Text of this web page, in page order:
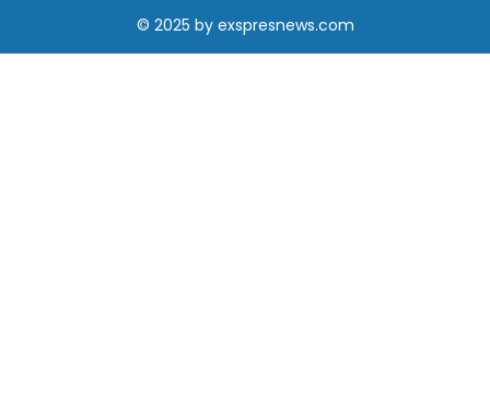
© 2025 by exspresnews.com